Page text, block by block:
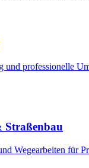
und professionelle
Straßenbau
Wegearbeiten für